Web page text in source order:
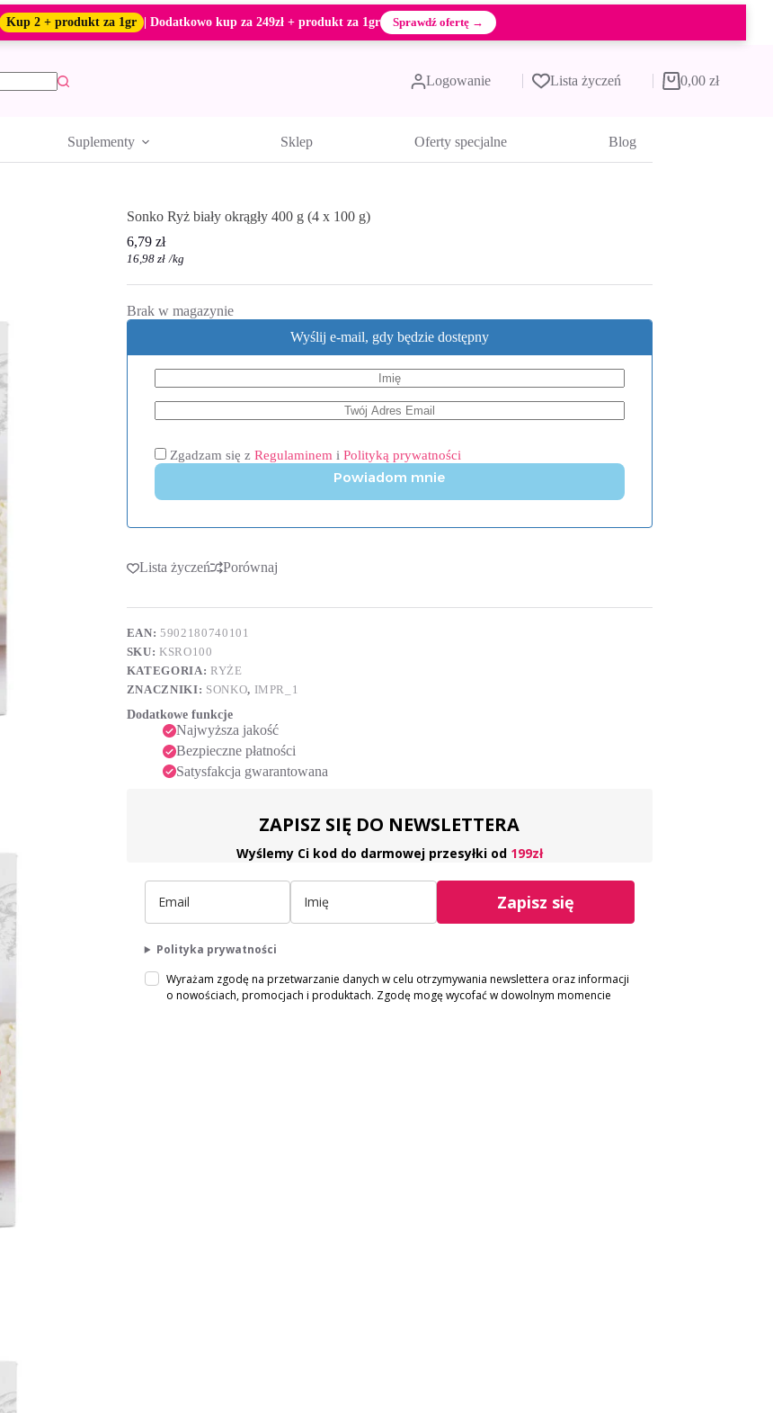
Kup 2 + produkt za 1gr | Dodatkowo kup za 249zł + produkt za 1gr Sprawdź ofertę →
Logowanie Lista życzeń Koszyk
0,00 zł
Suplementy Sklep Oferty specjalne Blog
Sonko Ryż biały okrągły 400 g (4 x 100 g)
6,79 zł
16,98 zł /kg
Brak w magazynie
Wyślij e-mail, gdy będzie dostępny
Zgadzam się z Regulaminem i Polityką prywatności
Powiadom mnie
Lista życzeń Porównaj
EAN:5902180740101
SKU:KSRO100
KATEGORIA: RYŻE
ZNACZNIKI: SONKO, IMPR_1
Dodatkowe funkcje
Najwyższa jakość
Bezpieczne płatności
Satysfakcja gwarantowana
ZAPISZ SIĘ DO NEWSLETTERA
Wyślemy Ci kod do darmowej przesyłki od 199zł
Zapisz się
Polityka prywatności
Wyrażam zgodę na przetwarzanie danych w celu otrzymywania newslettera oraz informacji
o nowościach, promocjach i produktach. Zgodę mogę wycofać w dowolnym momencie